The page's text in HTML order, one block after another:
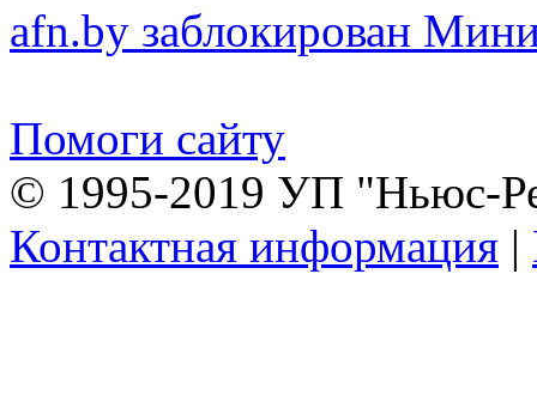
afn.by заблокирован
Помоги сайту
© 1995-2019 УП "Ньюс-
Контактная информация |